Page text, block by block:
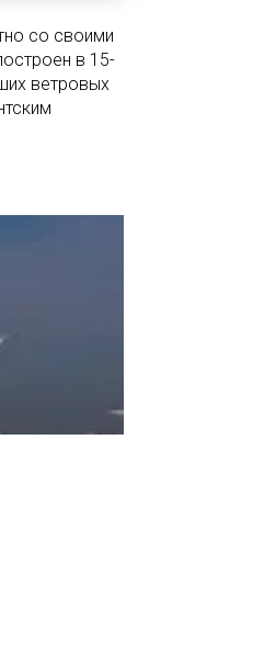
со своими
в 15-
ветровых